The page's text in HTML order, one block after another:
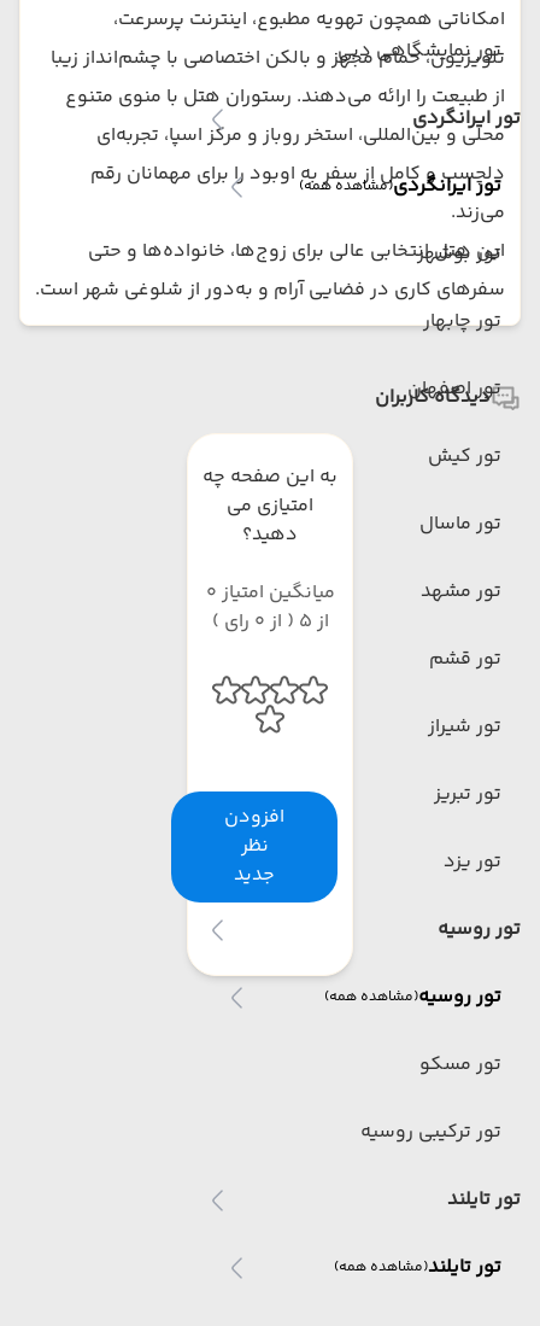
تور نمایشگاهی دبی
تور ایرانگردی
تور ایرانگردی(مشاهده همه)
تور بوشهر
تور چابهار
تور اصفهان
تور کیش
تور ماسال
تور مشهد
تور قشم
تور شیراز
تور تبریز
تور یزد
تور روسیه
تور روسیه(مشاهده همه)
تور مسکو
تور ترکیبی روسیه
تور تایلند
تور تایلند(مشاهده همه)
امکاناتی همچون تهویه مطبوع، اینترنت پرسرعت،
تلویزیون، حمام مجهز و بالکن اختصاصی با چشم‌انداز زیبا
از طبیعت را ارائه می‌دهند. رستوران هتل با منوی متنوع
محلی و بین‌المللی، استخر روباز و مرکز اسپا، تجربه‌ای
دلچسب و کامل از سفر به اوبود را برای مهمانان رقم
می‌زند.
این هتل انتخابی عالی برای زوج‌ها، خانواده‌ها و حتی
سفرهای کاری در فضایی آرام و به‌دور از شلوغی شهر است.
دیدگاه کاربران
به این صفحه چه
امتیازی می
دهید؟
میانگین امتیاز 0
از 5 ( از 0 رای )
افزودن
نظر
جدید